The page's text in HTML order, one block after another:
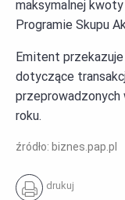
maksymalnej
Programie Skupu
Emitent
dotyczące
przeprowadzonych
roku.
źródło: biznes.pap.pl
drukuj